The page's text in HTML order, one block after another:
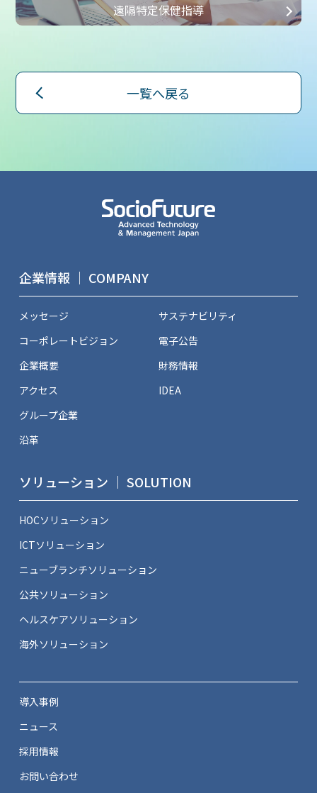
遠隔特定保健指導
一覧へ戻る
企業情報 ｜ COMPANY
メッセージ
コーポレートビジョン
企業概要
アクセス
グループ企業
沿革
サステナビリティ
電子公告
財務情報
IDEA
ソリューション ｜ SOLUTION
HOCソリューション
ICTソリューション
ニューブランチソリューション
公共ソリューション
ヘルスケアソリューション
海外ソリューション
導入事例
ニュース
採用情報
お問い合わせ